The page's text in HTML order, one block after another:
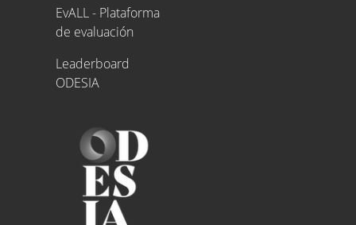
EvALL - Plataforma
de evaluación
Leaderboard
ODESIA